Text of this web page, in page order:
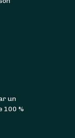
un
100 %